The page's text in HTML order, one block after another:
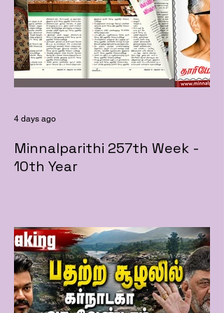
Minnalparithi 257th Week -
10th Year
4 days ago